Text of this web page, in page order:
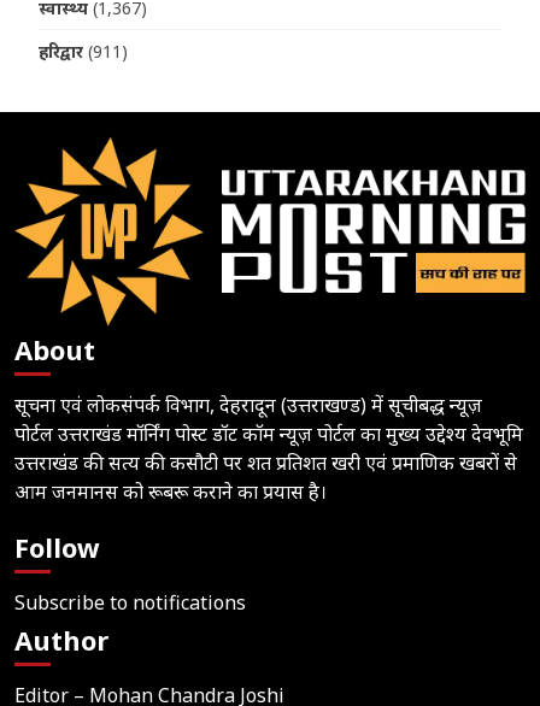
स्वास्थ्य (1,367)
हरिद्वार (911)
About
सूचना एवं लोकसंपर्क विभाग, देहरादून (उत्तराखण्ड) में सूचीबद्ध न्यूज़
पोर्टल उत्तराखंड मॉर्निंग पोस्ट डॉट कॉम न्यूज़ पोर्टल का मुख्य उद्देश्य देवभूमि
उत्तराखंड की सत्य की कसौटी पर शत प्रतिशत खरी एवं प्रमाणिक खबरों से
आम जनमानस को रूबरू कराने का प्रयास है।
Follow
Subscribe to notifications
Author
Editor – Mohan Chandra Joshi